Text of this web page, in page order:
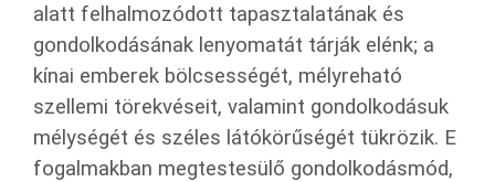
alatt felhalmozódott tapasztalatának és
gondolkodásának lenyomatát tárják elénk; a
kínai emberek bölcsességét, mélyreható
szellemi törekvéseit, valamint gondolkodásuk
mélységét és széles látókörűségét tükrözik. E
fogalmakban megtestesülő gondolkodásmód,